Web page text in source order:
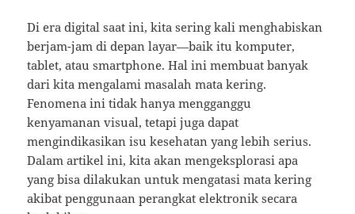
Di era digital saat ini, kita sering kali menghabiskan
berjam-jam di depan layar—baik itu komputer,
tablet, atau smartphone. Hal ini membuat banyak
dari kita mengalami masalah mata kering.
Fenomena ini tidak hanya mengganggu
kenyamanan visual, tetapi juga dapat
mengindikasikan isu kesehatan yang lebih serius.
Dalam artikel ini, kita akan mengeksplorasi apa
yang bisa dilakukan untuk mengatasi mata kering
akibat penggunaan perangkat elektronik secara